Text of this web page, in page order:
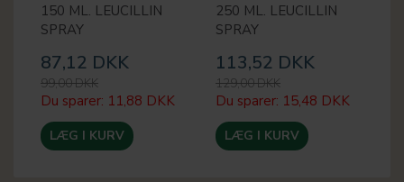
150 ML. LEUCILLIN
SPRAY
87,12 DKK
99,00 DKK
Du sparer: 11,88 DKK
LÆG I KURV
250 ML. LEUCILLIN
SPRAY
113,52 DKK
129,00 DKK
Du sparer: 15,48 DKK
LÆG I KURV